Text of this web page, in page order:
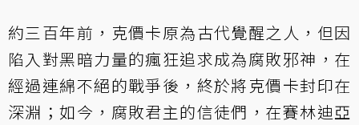
約三百年前，克價卡原為古代覺醒之人，但因
陷入對黑暗力量的瘋狂追求成為腐敗邪神，在
經過連綿不絕的戰爭後，終於將克價卡封印在
深淵；如今，腐敗君主的信徒們，在賽林迪亞